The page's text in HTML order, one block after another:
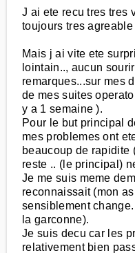
J ai ete recu tres tres
toujours tres agreable
Mais j ai vite ete
lointain.., aucun
remarques...sur mes
de mes suites
y a 1 semaine ).
Pour le but principal
mes problemes ont
beaucoup de rapidite
reste .. (le principal)
Je me suis meme
reconnaissait (mon
sensiblement
la garconne).
Je suis decu car les
relativement bien